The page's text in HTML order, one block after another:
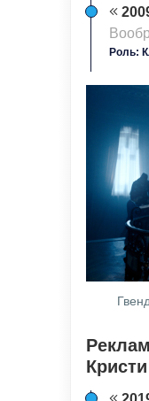
Роль:
Кристи